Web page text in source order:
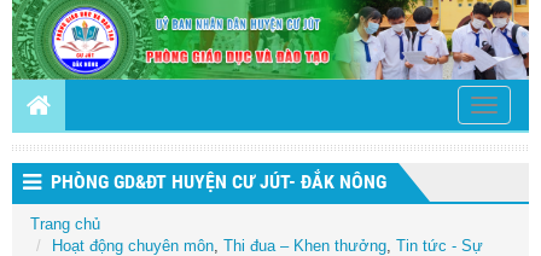
Toggle
PHÒNG GD&ĐT HUYỆN CƯ JÚT- ĐẮK NÔNG
Trang chủ
Hoạt động chuyên môn Thi đua – Khen thưởng Tin tức - Sự